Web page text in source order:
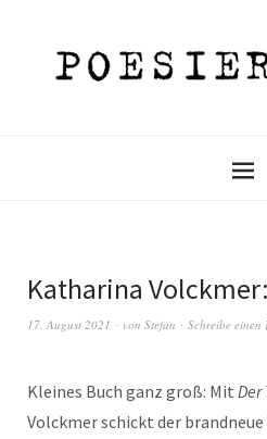
Katharina
17. August 2021 von Stefan Schreibe einen
Kleines Buch ganz groß: Mit Der
Volckmer schickt der